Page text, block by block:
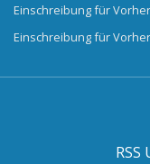
Einschreibung für
Einschreibung für
RSS